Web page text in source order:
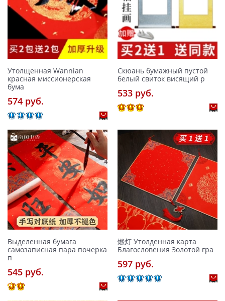
Утолщенная Wannian
красная миссионерская
бума
574 pуб.
Скюань бумажный пустой
белый свиток висящий р
533 pуб.
Выделенная бумага
самозаписная пара почерка
п
545 pуб.
燃灯 Утолденная карта
Благословения Золотой гра
597 pуб.